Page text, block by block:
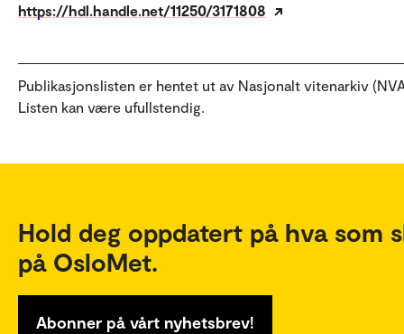
https://hdl.handle.net/11250/3171808
Publikasjonslisten er hentet ut av Nasjonalt vitenarkiv
Listen kan være ufullstendig.
Hold deg oppdatert på hva som
på OsloMet.
Abonner på vårt nyhetsbrev!